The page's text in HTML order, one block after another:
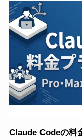
Claude Codeの料